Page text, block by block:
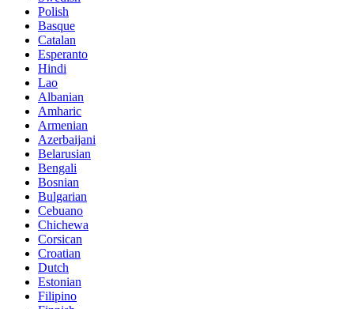
Polish
Basque
Catalan
Esperanto
Hindi
Lao
Albanian
Amharic
Armenian
Azerbaijani
Belarusian
Bengali
Bosnian
Bulgarian
Cebuano
Chichewa
Corsican
Croatian
Dutch
Estonian
Filipino